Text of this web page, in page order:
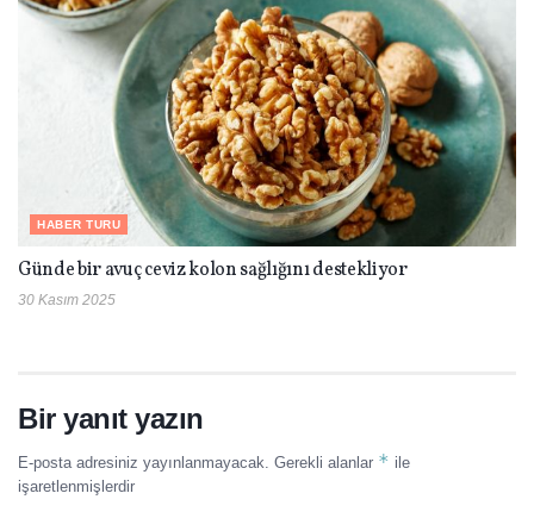
HABER TURU
Günde bir avuç ceviz kolon sağlığını destekliyor
30 Kasım 2025
Bir yanıt yazın
E-posta adresiniz yayınlanmayacak. Gerekli alanlar * ile
işaretlenmişlerdir